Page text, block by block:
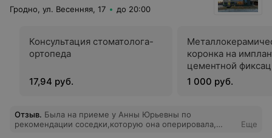
Гродно, ул. Весенняя, 17 до 20:00
Консультация стоматолога-
ортопеда
17,94 руб.
коронка на
цементной
1 000 руб.
Отзыв. Была на приеме у Анны Юрьевны по
рекомендации соседки,которую она оперировала,
Еще